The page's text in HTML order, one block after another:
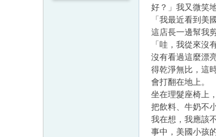
好？」我又微笑
「我最近看到
這店長一邊幫我
「哇，我從來
沒有看過這麼漂
得乾淨無比，這
會打翻在地上。
坐在理髮座椅上
把飲料、牛奶不
我在想，我應該
事中，美國小孩